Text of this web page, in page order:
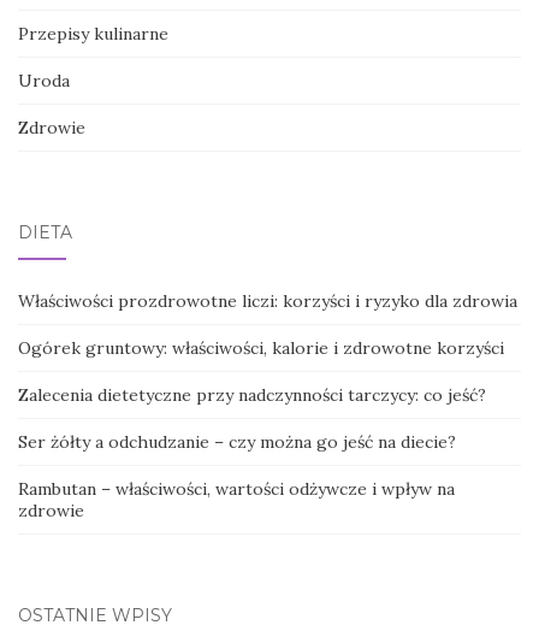
Przepisy kulinarne
Uroda
Zdrowie
DIETA
Właściwości prozdrowotne liczi: korzyści i ryzyko dla zdrowia
Ogórek gruntowy: właściwości, kalorie i zdrowotne korzyści
Zalecenia dietetyczne przy nadczynności tarczycy: co jeść?
Ser żółty a odchudzanie – czy można go jeść na diecie?
Rambutan – właściwości, wartości odżywcze i wpływ na
zdrowie
OSTATNIE WPISY